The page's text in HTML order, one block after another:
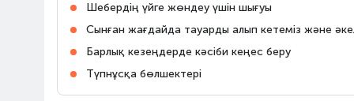
Алматы, «Almaty Mall» ОСО
Жандосов көш., 83
Алматы, «MEGA Park» ОСО
Мақатаева көш., 127/1
Шебердің үйге жөндеу үшін шығуы
Сынған жағдайда тауарды алып кетеміз және
Барлық кезеңдерде кәсіби кеңес беру
Түпнұсқа бөлшектері